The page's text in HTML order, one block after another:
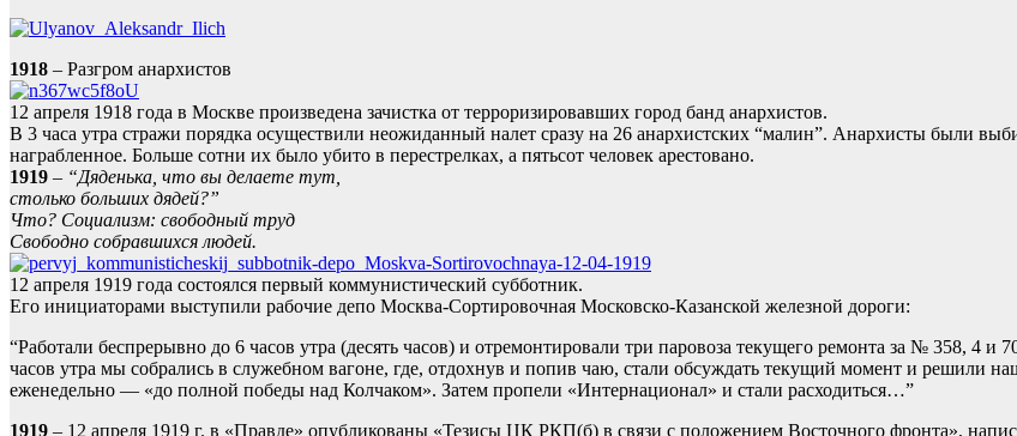
1918 – Разгром анархистов
12 апреля 1918 года в Москве произведена зачистка от терроризировавших город банд анархистов.
В 3 часа утра стражи порядка осуществили неожиданный налет сразу на 26 анархистских “малин”. Анархисты были
награбленное. Больше сотни их было убито в перестрелках, а пятьсот человек арестовано.
1919 – “Дяденька, что вы делаете тут,
столько больших дядей?”
Что? Социализм: свободный труд
Свободно собравшихся людей.
12 апреля 1919 года состоялся первый коммунистический субботник.
Его инициаторами выступили рабочие депо Москва-Сортировочная Московско-Казанской железной дороги:
“Работали беспрерывно до 6 часов утра (десять часов) и отремонтировали три паровоза текущего ремонта за № 358, 4
часов утра мы собрались в служебном вагоне, где, отдохнув и попив чаю, стали обсуждать текущий момент и решили
еженедельно — «до полной победы над Колчаком». Затем пропели «Интернационал» и стали расходиться…”
1919 – 12 апреля 1919 г. в «Правде» опубликованы «Тезисы ЦК РКП(б) в связи с положением Восточного фронта»,